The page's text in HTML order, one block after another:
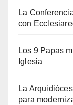
La
con
Los 9 Papas
Iglesia
La
para